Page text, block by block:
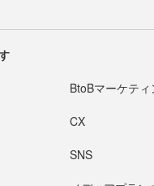
BtoBマーケティ
CX
SNS